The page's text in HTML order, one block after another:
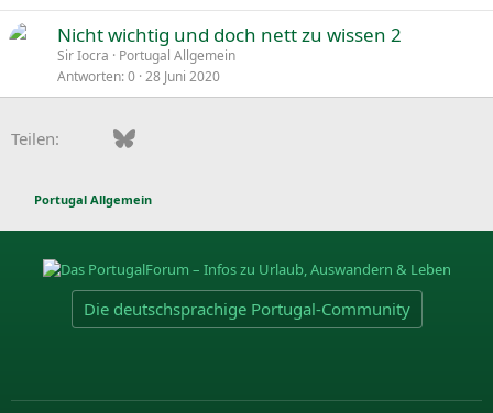
Nicht wichtig und doch nett zu wissen 2
Sir Iocra
Portugal Allgemein
Antworten 0 28 Juni 2020
Teilen: FacebookBluesky
Portugal Allgemein
Die deutschsprachige Portugal-Community